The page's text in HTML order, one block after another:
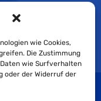
wie Cookies,
Die Zustimmung
wie Surfverhalten
oder der Widerruf der